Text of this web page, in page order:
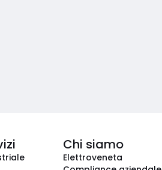
Chi siamo
Elettroveneta